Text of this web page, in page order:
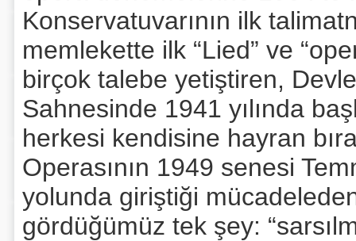
Konservatuvarının ilk
memlekette ilk “Lied” ve
birçok talebe yetiştiren,
Sahnesinde 1941 yılında
herkesi kendisine hayran
Operasının 1949 senesi
yolunda giriştiği
gördüğümüz tek şey: